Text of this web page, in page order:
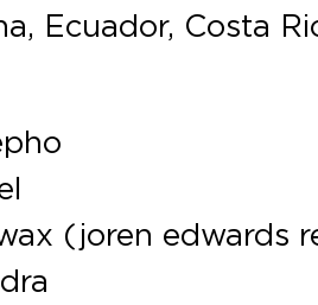
Ecuador, Costa
(joren edwards